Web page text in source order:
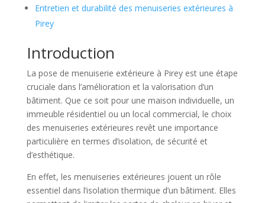
Entretien et durabilité des menuiseries extérieures à
Pirey
Introduction
La pose de menuiserie extérieure à Pirey est une étape
cruciale dans l’amélioration et la valorisation d’un
bâtiment. Que ce soit pour une maison individuelle, un
immeuble résidentiel ou un local commercial, le choix
des menuiseries extérieures revêt une importance
particulière en termes d’isolation, de sécurité et
d’esthétique.
En effet, les menuiseries extérieures jouent un rôle
essentiel dans l’isolation thermique d’un bâtiment. Elles